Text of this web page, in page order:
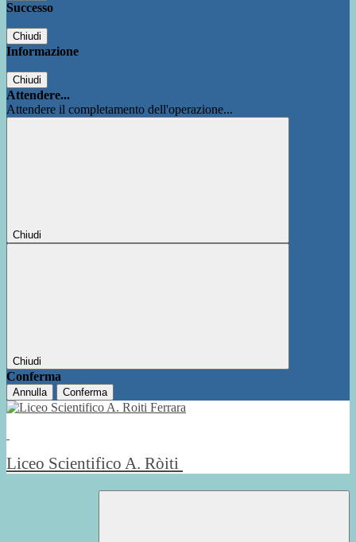
Successo
Chiudi
Informazione
Chiudi
Attendere...
Attendere il completamento dell'operazione...
Chiudi
Chiudi
Conferma
Annulla Conferma
Liceo Scientifico A. Ròiti